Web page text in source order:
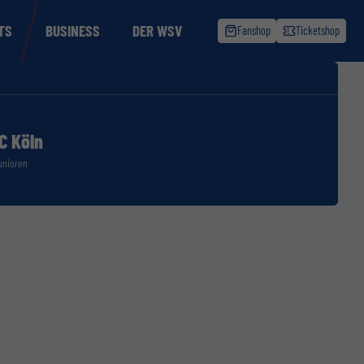
BUSINESS DER WSV Fanshop Ticketshop
Köln